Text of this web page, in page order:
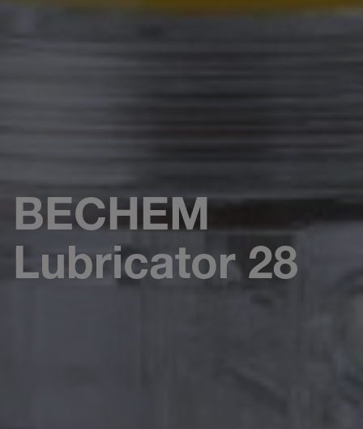
BECHEM
Lubricator 28